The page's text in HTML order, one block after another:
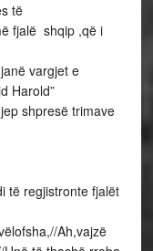
të
fjalë shqip ,që i
vargjet e
Harold”
shpresë trimave
të regjistronte fjalët
Ah,vajzë